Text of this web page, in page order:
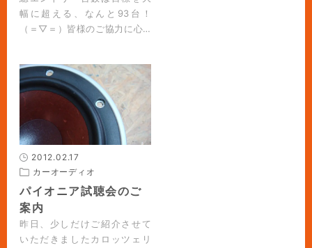
幅に超える、なんと93台！
（＝▽＝）皆様のご協力に心…
2012.02.17
カーオーディオ
パイオニア試聴会のご
案内
昨日、少しだけご紹介させて
いただきましたカロッツェリ